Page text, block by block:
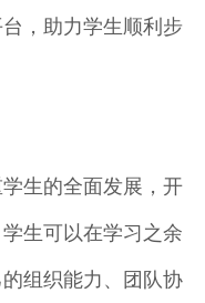
，助力学生顺利步
生的全面发展，开
生可以在学习之余
组织能力、团队协